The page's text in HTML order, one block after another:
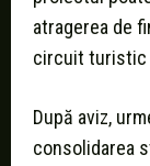
atragerea de
circuit turistic
După aviz,
consolidarea